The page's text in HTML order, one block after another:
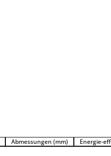
Abmessungen (mm) Energie-